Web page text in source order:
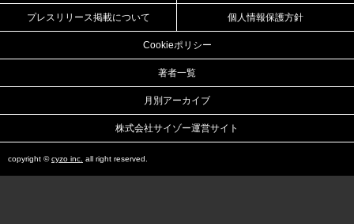
プレスリリース掲載について 個人情報保護方針
Cookieポリシー
著者一覧
月別アーカイブ
株式会社サイゾー運営サイト
copyright ©cyzo inc. all right reserved.